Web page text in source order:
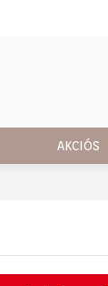
AKCIÓS